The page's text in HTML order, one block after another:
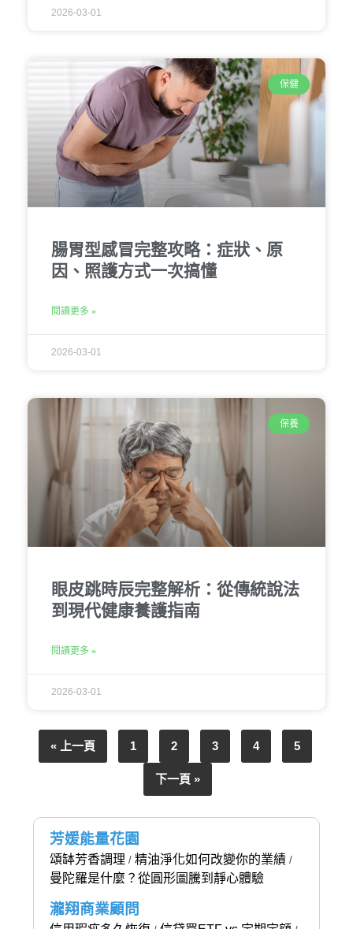
2026-03-01
保健
腸胃型感冒完整攻略：症狀、原
因、照護方式一次搞懂
閱讀更多 »
2026-03-01
保養
眼皮跳時辰完整解析：從傳統說法
到現代健康養護指南
閱讀更多 »
2026-03-01
« 上一頁 1 2 3 4 5
下一頁 »
芳媛能量花園
頌缽芳香調理 / 精油淨化如何改變你的業績/
曼陀羅是什麼？從圓形圖騰到靜心體驗
瀧翔商業顧問